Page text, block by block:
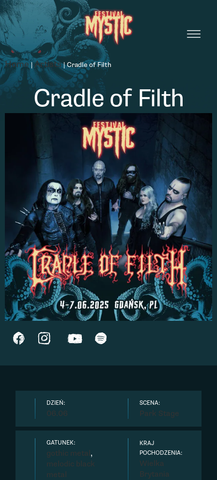
Home|Artists|Cradle of Filth
Cradle of Filth
DZIEŃ:
06.06
SCENA:
Park Stage
GATUNEK:
gothic metal,
melodic black
metal
KRAJ
POCHODZENIA:
Wielka
Brytania